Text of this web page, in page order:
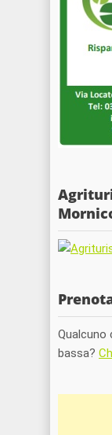
Qualcuno
bassa?